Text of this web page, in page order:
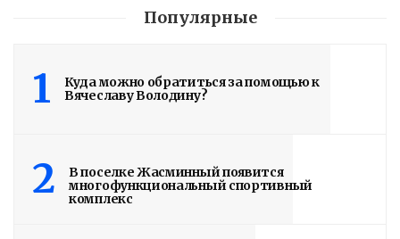
Популярные
1
Куда можно обратиться за помощью к
Вячеславу Володину?
2
В поселке Жасминный появится
многофункциональный спортивный
комплекс
Read More